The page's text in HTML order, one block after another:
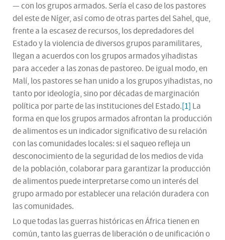
— con los grupos armados. Sería el caso de los pastores
del este de Níger, así como de otras partes del Sahel, que,
frente a la escasez de recursos, los depredadores del
Estado y la violencia de diversos grupos paramilitares,
llegan a acuerdos con los grupos armados yihadistas
para acceder a las zonas de pastoreo. De igual modo, en
Malí, los pastores se han unido a los grupos yihadistas, no
tanto por ideología, sino por décadas de marginación
política por parte de las instituciones del Estado.[1] La
forma en que los grupos armados afrontan la producción
de alimentos es un indicador significativo de su relación
con las comunidades locales: si el saqueo refleja un
desconocimiento de la seguridad de los medios de vida
de la población, colaborar para garantizar la producción
de alimentos puede interpretarse como un interés del
grupo armado por establecer una relación duradera con
las comunidades.
Lo que todas las guerras históricas en África tienen en
común, tanto las guerras de liberación o de unificación o